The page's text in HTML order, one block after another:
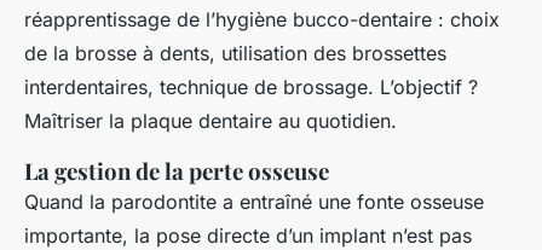
réapprentissage de l’hygiène bucco-dentaire : choix
de la brosse à dents, utilisation des brossettes
interdentaires, technique de brossage. L’objectif ?
Maîtriser la plaque dentaire au quotidien.
La gestion de la perte osseuse
Quand la parodontite a entraîné une fonte osseuse
importante, la pose directe d’un implant n’est pas